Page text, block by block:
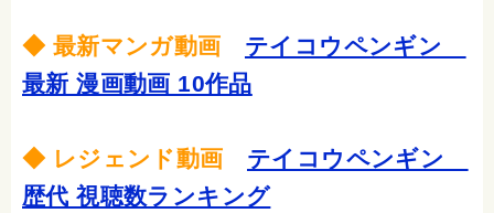
◆ 最新マンガ動画 テイコウペンギン
最新 漫画動画 10作品
◆ レジェンド動画 テイコウペンギン
歴代 視聴数ランキング